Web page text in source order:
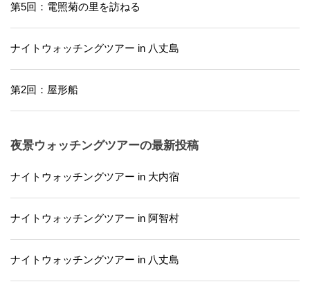
第5回：電照菊の里を訪ねる
ナイトウォッチングツアー in 八丈島
第2回：屋形船
夜景ウォッチングツアーの最新投稿
ナイトウォッチングツアー in 大内宿
ナイトウォッチングツアー in 阿智村
ナイトウォッチングツアー in 八丈島